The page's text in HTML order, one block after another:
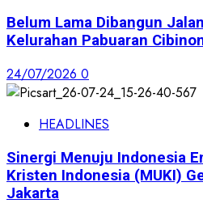
Belum Lama Dibangun
Kelurahan Pabuaran
24/07/2026 0
HEADLINES
Sinergi Menuju Indonesia
Kristen Indonesia (MUKI)
Jakarta